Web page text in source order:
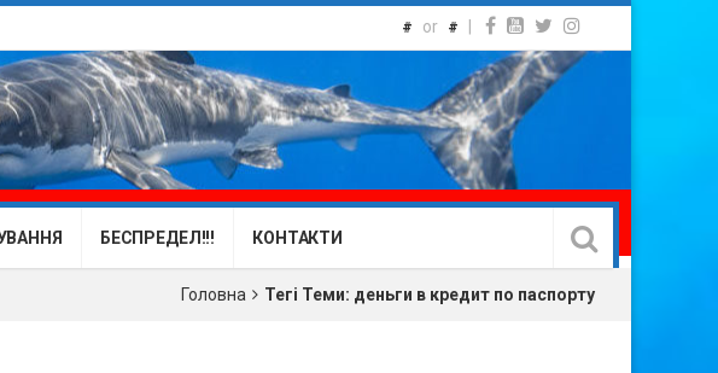
# or #
БЕСПРЕДЕЛ!!! КОНТАКТИ
Головна Тегі Теми: деньги в кредит по паспорту